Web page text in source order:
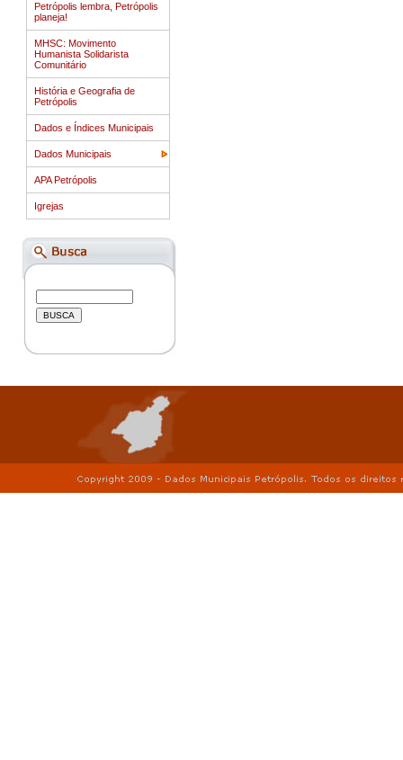
Petrópolis lembra, Petrópolis
planeja!
MHSC: Movimento
Humanista Solidarista
Comunitário
História e Geografia de
Petrópolis
Dados e Índices Municipais
Dados Municipais
APA Petrópolis
Igrejas